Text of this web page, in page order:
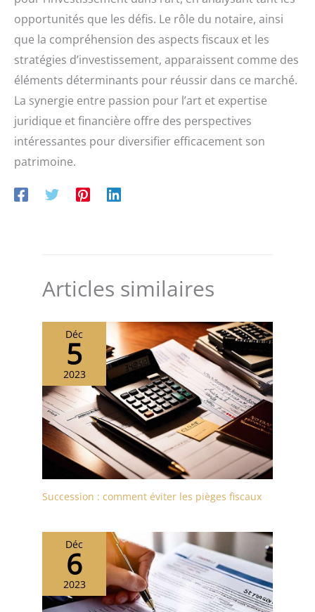
opportunités que les défis. Le rôle du notaire, ainsi
que la compréhension des aspects fiscaux et les
stratégies d’investissement, apparaissent comme des
éléments déterminants pour réussir dans ce marché.
La synergie entre passion pour l’art et expertise
juridique et financière offre des perspectives
intéressantes pour diversifier efficacement son
patrimoine.
Articles similaires
Déc
5
2023
Succession : comment éviter les pièges fiscaux
Déc
6
2023